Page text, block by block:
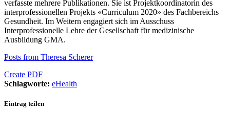
verfasste mehrere Publikationen. Sie ist Projektkoordinatorin des
interprofessionellen Projekts «Curriculum 2020» des Fachbereichs
Gesundheit. Im Weitern engagiert sich im Ausschuss
Interprofessionelle Lehre der Gesellschaft für medizinische
Ausbildung GMA.
Posts from Theresa Scherer
Create PDF
Schlagworte: eHealth
Eintrag teilen